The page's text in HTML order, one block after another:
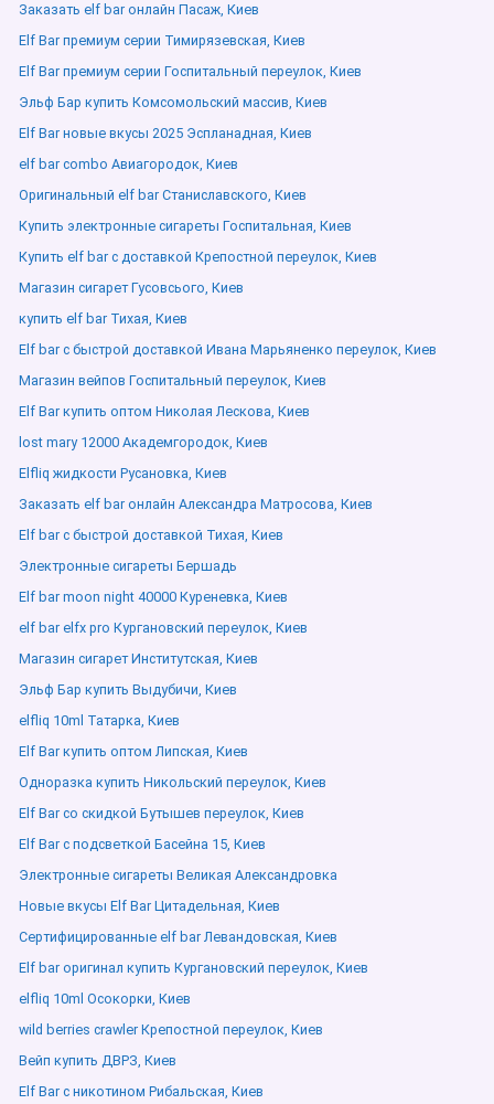
Заказать elf bar онлайн Пасаж, Киев
Elf Bar премиум серии Тимирязевская, Киев
Elf Bar премиум серии Госпитальный переулок, Киев
Эльф Бар купить Комсомольский массив, Киев
Elf Bar новые вкусы 2025 Эспланадная, Киев
elf bar combo Авиагородок, Киев
Оригинальный elf bar Станиславского, Киев
Купить электронные сигареты Госпитальная, Киев
Купить elf bar с доставкой Крепостной переулок, Киев
Магазин сигарет Гусовсього, Киев
купить elf bar Тихая, Киев
Elf bar с быстрой доставкой Ивана Марьяненко переулок, Киев
Магазин вейпов Госпитальный переулок, Киев
Elf Bar купить оптом Николая Лескова, Киев
lost mary 12000 Академгородок, Киев
Elfliq жидкости Русановка, Киев
Заказать elf bar онлайн Александра Матросова, Киев
Elf bar с быстрой доставкой Тихая, Киев
Электронные сигареты Бершадь
Elf bar moon night 40000 Куреневка, Киев
elf bar elfx pro Кургановский переулок, Киев
Магазин сигарет Институтская, Киев
Эльф Бар купить Выдубичи, Киев
elfliq 10ml Татарка, Киев
Elf Bar купить оптом Липская, Киев
Одноразка купить Никольский переулок, Киев
Elf Bar со скидкой Бутышев переулок, Киев
Elf Bar с подсветкой Басейна 15, Киев
Электронные сигареты Великая Александровка
Новые вкусы Elf Bar Цитадельная, Киев
Сертифицированные elf bar Левандовская, Киев
Elf bar оригинал купить Кургановский переулок, Киев
elfliq 10ml Осокорки, Киев
wild berries crawler Крепостной переулок, Киев
Вейп купить ДВРЗ, Киев
Elf Bar с никотином Рибальская, Киев